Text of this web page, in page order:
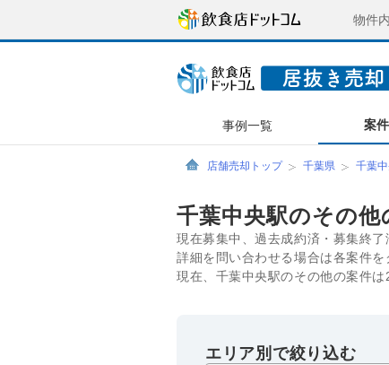
物件
事例一覧 案
店舗売却トップ 千葉県 千葉
千葉中央駅のその他
現在募集中、過去成約済・募集終
詳細を問い合わせる場合は各案件
現在、千葉中央駅のその他の案件は
エリア別で絞り込む